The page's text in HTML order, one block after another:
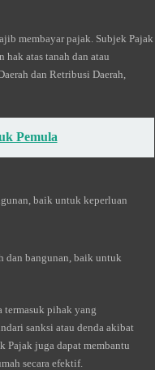
membayar pajak. Subjek Pajak
atas tanah dan atau
dan Retribusi Daerah,
Pemula
baik untuk keperluan
dan bangunan, baik untuk
termasuk pihak yang
sanksi atau denda akibat
Pajak juga dapat membantu
secara efektif.